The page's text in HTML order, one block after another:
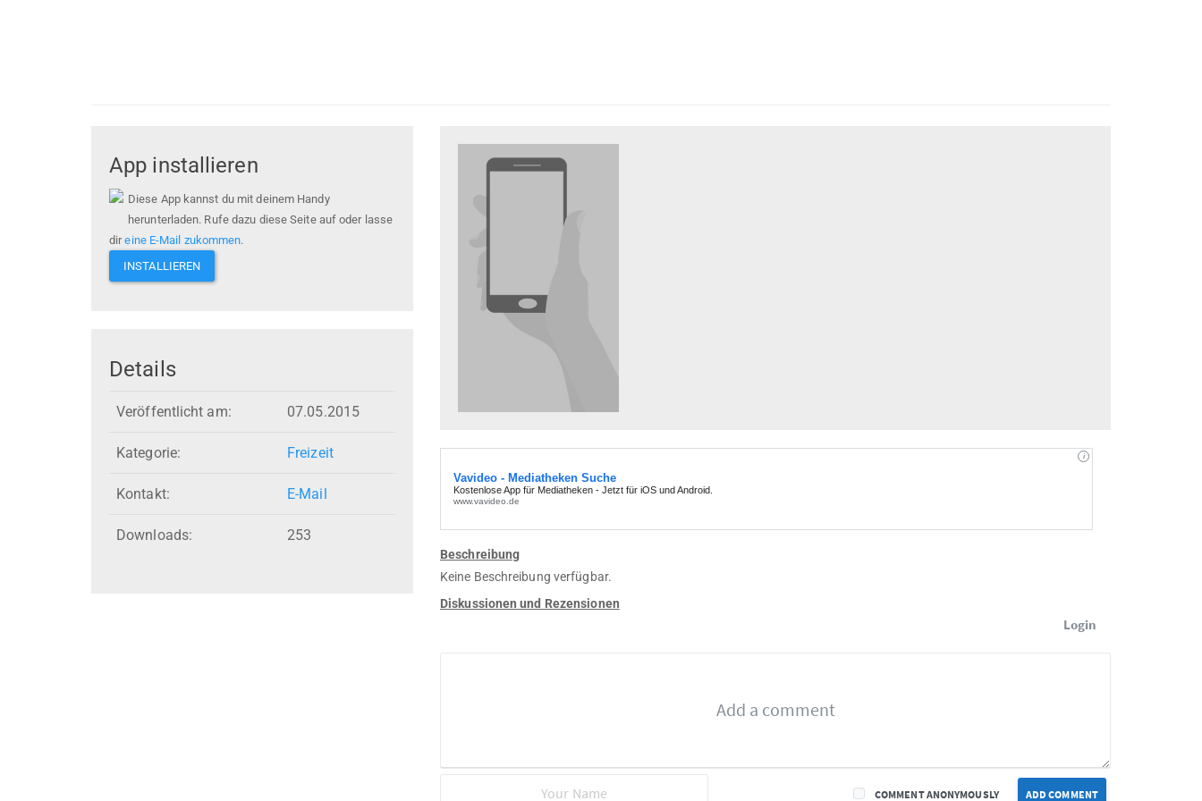
App installieren
Diese App kannst du mit deinem Handy
herunterladen. Rufe dazu diese Seite auf oder lasse
direine E-Mail zukommen.
INSTALLIEREN
Details
Veröffentlicht am: 07.05.2015
Kategorie: Freizeit
Kontakt: E-Mail
Downloads: 253
Beschreibung
Keine Beschreibung verfügbar.
Diskussionen und Rezensionen
Login
ADD COMMENT
COMMENT ANONYMOUSLY